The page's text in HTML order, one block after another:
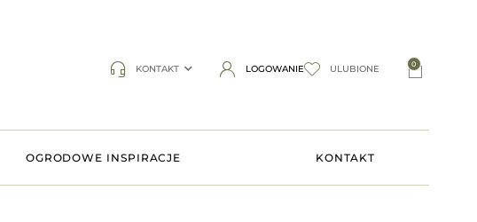
KONTAKT LOGOWANIE ULUBIONE 0
OGRODOWE INSPIRACJE KONTAKT